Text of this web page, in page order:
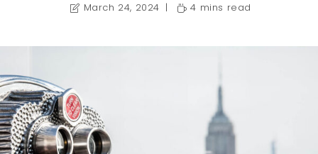
March 24, 2024 4 mins read